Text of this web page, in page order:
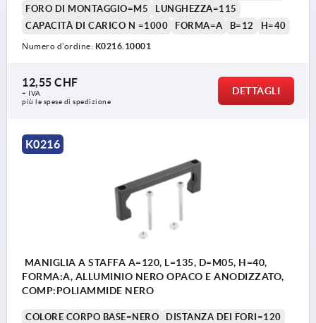
FORO DI MONTAGGIO=M5
LUNGHEZZA=115
CAPACITÀ DI CARICO N =1000
FORMA=A B=12 H=40
Numero d’ordine: K0216.10001
12,55 CHF
+ IVA
più le spese di spedizione
DETTAGLI
K0216
MANIGLIA A STAFFA A=120, L=135, D=M05, H=40,
FORMA:A, ALLUMINIO NERO OPACO E ANODIZZATO,
COMP:POLIAMMIDE NERO
COLORE CORPO BASE=NERO
DISTANZA DEI FORI=120